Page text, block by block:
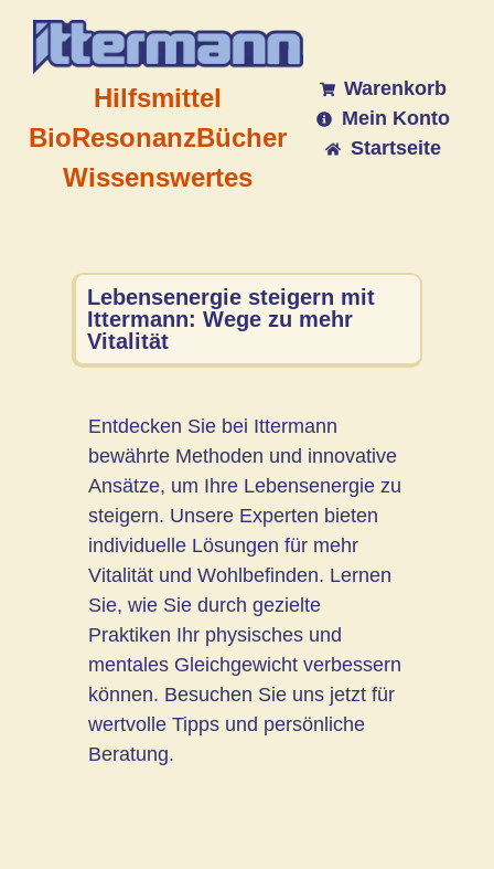
Hilfsmittel
BioResonanzBücher
Wissenswertes
Warenkorb
Mein Konto
Startseite
Lebensenergie steigern mit
Ittermann: Wege zu mehr
Vitalität
Entdecken Sie bei Ittermann
bewährte Methoden und innovative
Ansätze, um Ihre Lebensenergie zu
steigern. Unsere Experten bieten
individuelle Lösungen für mehr
Vitalität und Wohlbefinden. Lernen
Sie, wie Sie durch gezielte
Praktiken Ihr physisches und
mentales Gleichgewicht verbessern
können. Besuchen Sie uns jetzt für
wertvolle Tipps und persönliche
Beratung.